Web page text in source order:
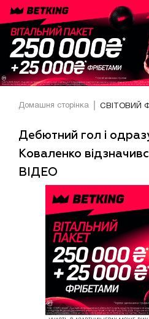
Домашня сторінка СВІТОВИЙ
Дебютний гол і
Коваленко
ВІДЕО